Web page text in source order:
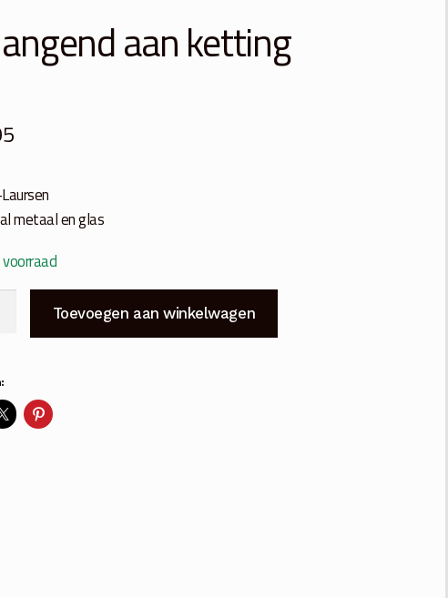
aan ketting
metaal en glas
voorraad
Toevoegen aan winkelwagen